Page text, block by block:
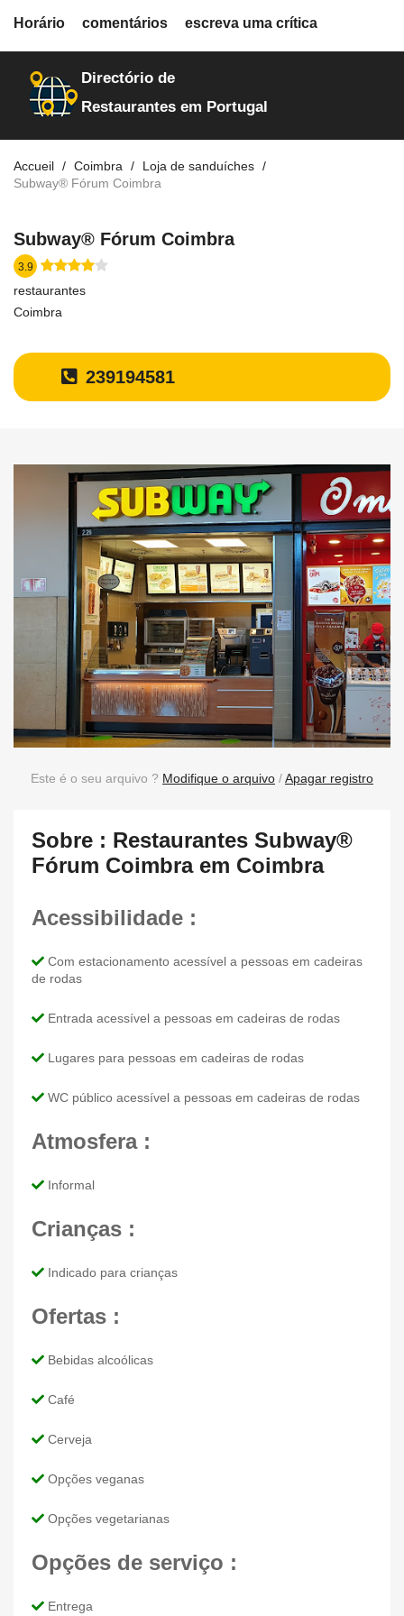
restaurantes
Directório de
Restaurantes em Portugal
Accueil Coimbra
Loja de sanduíches
Subway® Fórum Coimbra
Subway® Fórum Coimbra
3.9
restaurantes
Coimbra
239194581
Horário comentários escreva uma crítica
Este é o seu arquivo ? Modifique o arquivo /Apagar registro
Sobre : Restaurantes Subway®
Fórum Coimbra em Coimbra
Acessibilidade :
Com estacionamento acessível a pessoas em cadeiras
de rodas
Entrada acessível a pessoas em cadeiras de rodas
Lugares para pessoas em cadeiras de rodas
WC público acessível a pessoas em cadeiras de rodas
Atmosfera :
Informal
Crianças :
Indicado para crianças
Ofertas :
Bebidas alcoólicas
Café
Cerveja
Opções veganas
Opções vegetarianas
Opções de serviço :
Entrega